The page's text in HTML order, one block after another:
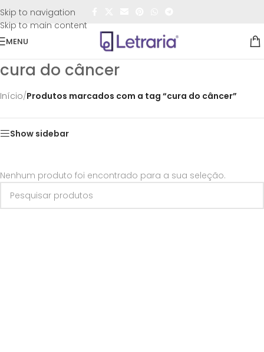
Skip to navigation
Skip to main content
FRETE GRÁTIS
MENU
cura do câncer
Início/Produtos marcados com a tag “cura do câncer”
Show sidebar
Nenhum produto foi encontrado para a sua seleção.